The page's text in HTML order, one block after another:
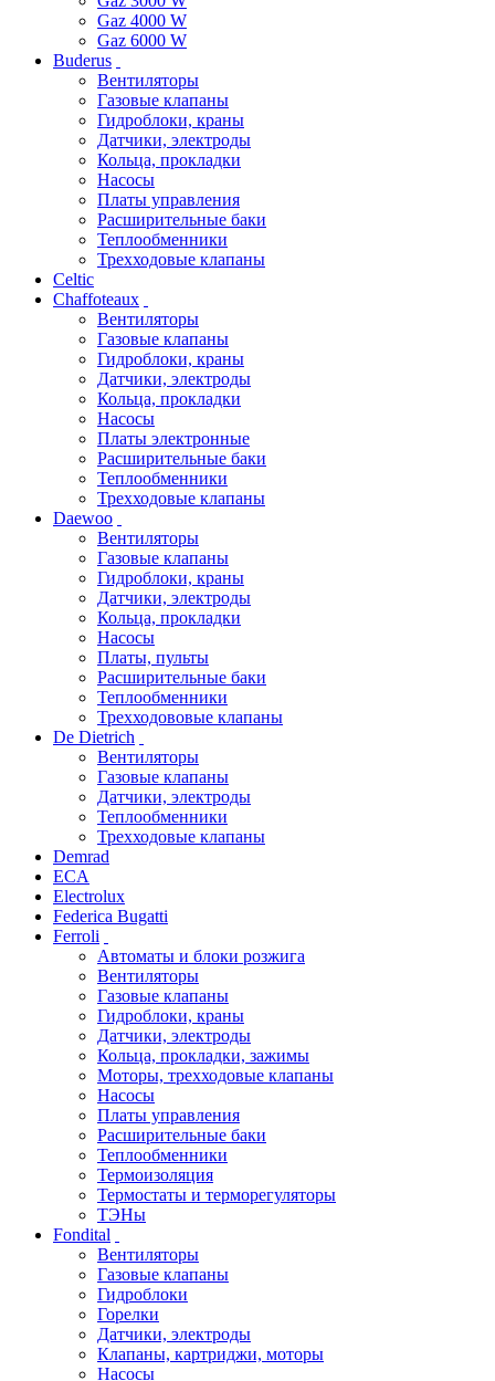
Gaz 4000 W
Gaz 6000 W
Buderus
Вентиляторы
Газовые клапаны
Гидроблоки, краны
Датчики, электроды
Кольца, прокладки
Насосы
Платы управления
Расширительные баки
Теплообменники
Трехходовые клапаны
Celtic
Chaffoteaux
Вентиляторы
Газовые клапаны
Гидроблоки, краны
Датчики, электроды
Кольца, прокладки
Насосы
Платы электронные
Расширительные баки
Теплообменники
Трехходовые клапаны
Daewoo
Вентиляторы
Газовые клапаны
Гидроблоки, краны
Датчики, электроды
Кольца, прокладки
Насосы
Платы, пульты
Расширительные баки
Теплообменники
Трехходововые клапаны
De Dietrich
Вентиляторы
Газовые клапаны
Датчики, электроды
Теплообменники
Трехходовые клапаны
Demrad
ECA
Electrolux
Federica Bugatti
Ferroli
Автоматы и блоки розжига
Вентиляторы
Газовые клапаны
Гидроблоки, краны
Датчики, электроды
Кольца, прокладки, зажимы
Моторы, трехходовые клапаны
Насосы
Платы управления
Расширительные баки
Теплообменники
Термоизоляция
Термостаты и терморегуляторы
ТЭНы
Fondital
Вентиляторы
Газовые клапаны
Гидроблоки
Горелки
Датчики, электроды
Клапаны, картриджи, моторы
Насосы